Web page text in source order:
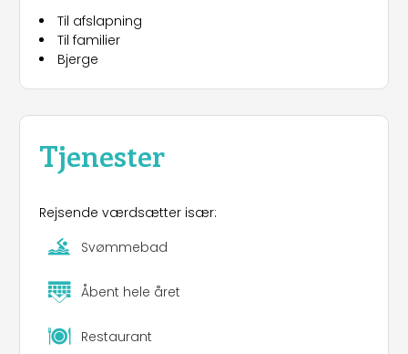
Til afslapning
Til familier
Bjerge
Tjenester
Rejsende værdsætter især:
Svømmebad
Åbent hele året
Restaurant